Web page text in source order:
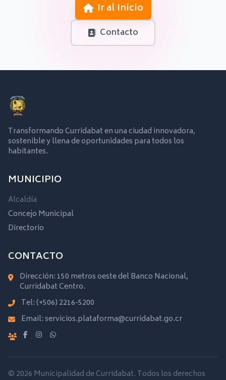
Ir al Inicio
Contacto
Transformando Curridabat en una ciudad innovadora,
sostenible y llena de oportunidades para todos los
habitantes.
MUNICIPIO
Alcaldía
Concejo Municipal
Directorio
CONTACTO
Dirección: 150 metros oeste del Banco Nacional,
Curridabat Centro.
Tel:(+506) 2216-5200
Email:servicios.plataforma@curridabat.go.cr
© 2026 Municipalidad de Curridabat. Todos los derechos